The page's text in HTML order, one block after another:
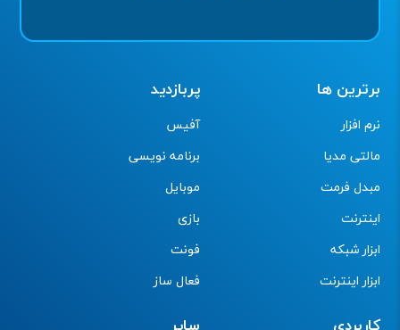
برترین ها
نرم افزار
مالتی مدیا
مبدل فرمت
اینترنت
ابزار شبکه
ابزار اینترنت
پربازدید
آفیس
برنامه نویسی
موبایل
بازی
فونت
فعال ساز